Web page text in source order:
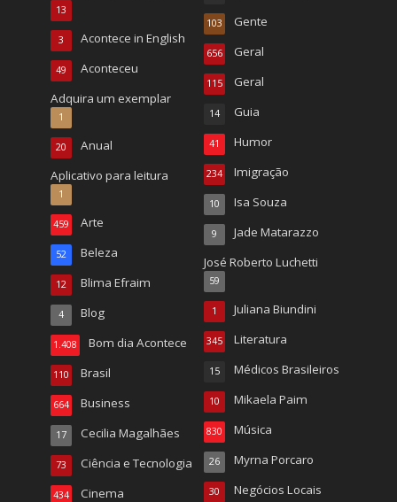
13
Acontece in English
3
Aconteceu
49
Adquira um exemplar
1
Anual
20
Aplicativo para leitura
1
Arte
459
Beleza
52
Blima Efraim
12
Blog
4
Bom dia Acontece
1.408
Brasil
110
Business
664
Cecilia Magalhães
17
Ciência e Tecnologia
73
Cinema
434
Gente
103
Geral
656
Geral
115
Guia
14
Humor
41
Imigração
234
Isa Souza
10
Jade Matarazzo
9
José Roberto Luchetti
59
Juliana Biundini
1
Literatura
345
Médicos Brasileiros
15
Mikaela Paim
10
Música
830
Myrna Porcaro
26
Negócios Locais
30